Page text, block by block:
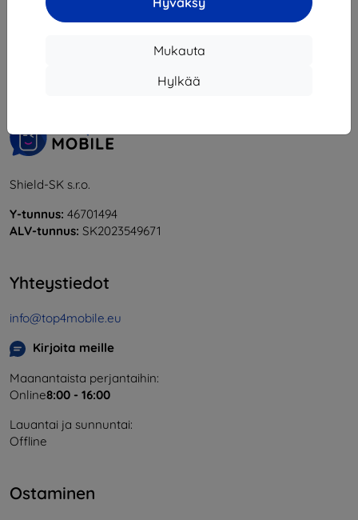
Mukauta
Hylkää
yhteensä6.
Shield-SK s.r.o.
Y-tunnus: 46701494
ALV-tunnus: SK2023549671
Yhteystiedot
info@top4mobile.eu
Kirjoita meille
Maanantaista perjantaihin:
Online8:00 - 16:00
Lauantai ja sunnuntai:
Offline
Ostaminen